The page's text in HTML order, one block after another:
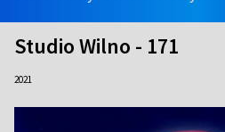
Studio Wilno - 171
2021